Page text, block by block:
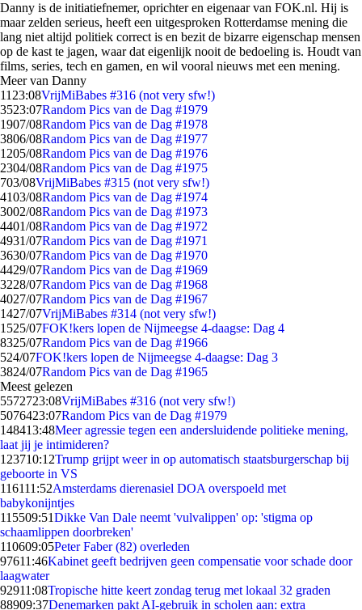
Danny is de initiatiefnemer, oprichter en eigenaar van FOK.nl. Hij is
maar zelden serieus, heeft een uitgesproken Rotterdamse mening die
lang niet altijd politiek correct is en bezit de bizarre eigenschap mensen
op de kast te jagen, waar dat eigenlijk nooit de bedoeling is. Houdt van
films, series, tech en gamen, en wil vooral nieuws met een mening.
Meer van Danny
11 23:08VrijMiBabes #316 (not very sfw!)
3523:07Random Pics van de Dag #1979
1907/08Random Pics van de Dag #1978
3806/08Random Pics van de Dag #1977
1205/08Random Pics van de Dag #1976
2304/08Random Pics van de Dag #1975
703/08VrijMiBabes #315 (not very sfw!)
4103/08Random Pics van de Dag #1974
3002/08Random Pics van de Dag #1973
4401/08Random Pics van de Dag #1972
4931/07Random Pics van de Dag #1971
3630/07Random Pics van de Dag #1970
4429/07Random Pics van de Dag #1969
3228/07Random Pics van de Dag #1968
4027/07Random Pics van de Dag #1967
1427/07VrijMiBabes #314 (not very sfw!)
1525/07FOK!kers lopen de Nijmeegse 4-daagse: Dag 4
8325/07Random Pics van de Dag #1966
524/07FOK!kers lopen de Nijmeegse 4-daagse: Dag 3
3824/07Random Pics van de Dag #1965
Meest gelezen
5572723:08VrijMiBabes #316 (not very sfw!)
5076423:07Random Pics van de Dag #1979
148413:48Meer agressie tegen een andersluidende politieke mening,
laat jij je intimideren?
123710:12Trump grijpt weer in op automatisch staatsburgerschap bij
geboorte in VS
116111:52Amsterdams dierenasiel DOA overspoeld met
babykonijntjes
115509:51Dikke Van Dale neemt 'vulvalippen' op: 'stigma op
schaamlippen doorbreken'
110609:05Peter Faber (82) overleden
97611:46Kabinet geeft bedrijven geen compensatie voor schade door
laagwater
92911:08Tropische hitte keert zondag terug met lokaal 32 graden
88909:37Denemarken pakt AI-gebruik in scholen aan: extra